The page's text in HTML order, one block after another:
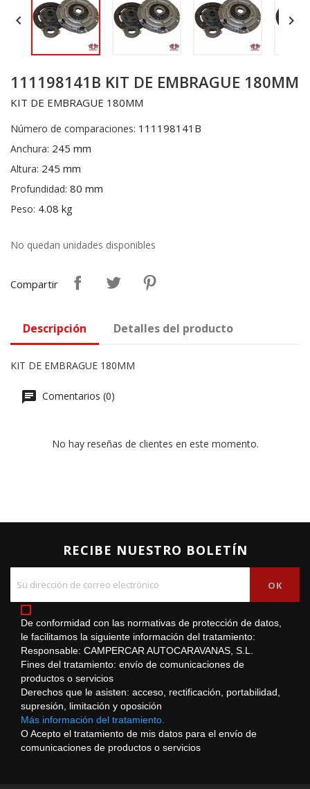
 
111198141B KIT DE EMBRAGUE 180MM
KIT DE EMBRAGUE 180MM
Número de comparaciones: 111198141B
Anchura: 245 mm
Altura: 245 mm
Profundidad: 80 mm
Peso: 4.08 kg
No quedan unidades disponibles
Compartir
Descripción Detalles del producto
KIT DE EMBRAGUE 180MM
Comentarios (0)
No hay reseñas de clientes en este momento.
RECIBE NUESTRO BOLETÍN
De conformidad con las normativas de protección de datos,
le facilitamos la siguiente información del tratamiento:
Responsable: CAMPERCAR AUTOCARAVANAS, S.L.
Fines del tratamiento: envío de comunicaciones de
productos o servicios
Derechos que le asisten: acceso, rectificación, portabilidad,
supresión, limitación y oposición
Más información del tratamiento.
O Acepto el tratamiento de mis datos para el envío de
comunicaciones de productos o servicios